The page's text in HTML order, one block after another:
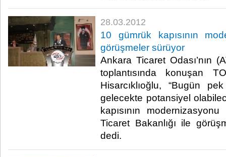
28.03.2012
10 gümrük kapısının
görüşmeler sürüyor
Ankara Ticaret Odası’nın
toplantısında konuşan
Hisarcıklıoğlu, “Bugün
gelecekte potansiyel
kapısının
Ticaret Bakanlığı ile
dedi.​ ​